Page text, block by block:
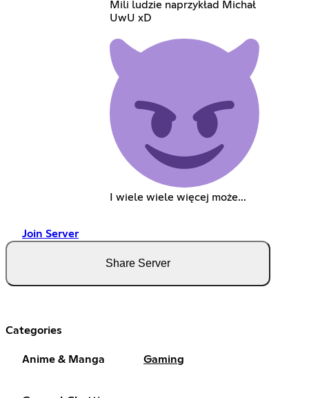
Mili ludzie naprzykład Michał
UwU xD
I wiele wiele więcej może...
Join Server
Share Server
Categories
Anime & Manga Gaming